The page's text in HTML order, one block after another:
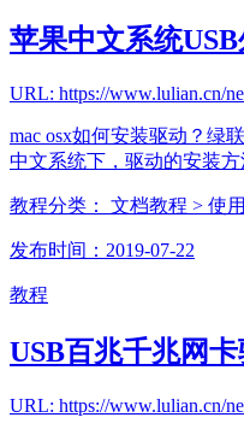
苹果中文系统
URL: https://www.lulian.cn/
mac osx如何安装驱动？绿
中文系统下，驱动的安装方
教程分类： 文档教程 > 使
发布时间：2019-07-22
教程
USB百兆千兆网
URL: https://www.lulian.cn/